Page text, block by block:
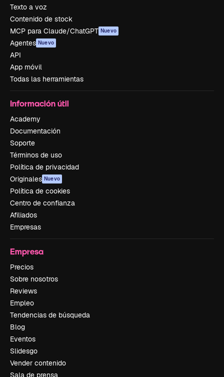
Texto a voz
Contenido de stock
MCP para Claude/ChatGPT Nuevo
Agentes Nuevo
API
App móvil
Todas las herramientas
Información útil
Academy
Documentación
Soporte
Términos de uso
Política de privacidad
Originales Nuevo
Política de cookies
Centro de confianza
Afiliados
Empresas
Empresa
Precios
Sobre nosotros
Reviews
Empleo
Tendencias de búsqueda
Blog
Eventos
Slidesgo
Vender contenido
Sala de prensa